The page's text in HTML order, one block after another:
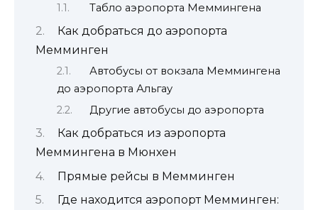
Табло аэропорта Меммингена
Как добраться до аэропорта
Мемминген
Автобусы от вокзала Меммингена
до аэропорта Альгау
Другие автобусы до аэропорта
Как добраться из аэропорта
Меммингена в Мюнхен
Прямые рейсы в Мемминген
Где находится аэропорт Мемминген: